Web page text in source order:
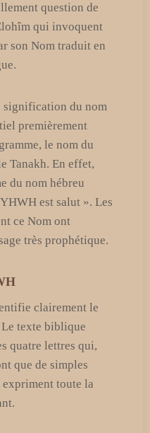
question de
qui invoquent
son Nom traduit en
signification du nom
premièrement
le nom du
Tanakh. En effet,
du nom hébreu
est salut ». Les
ce Nom ont
très prophétique.
clairement le
texte biblique
quatre lettres qui,
que de simples
expriment toute la